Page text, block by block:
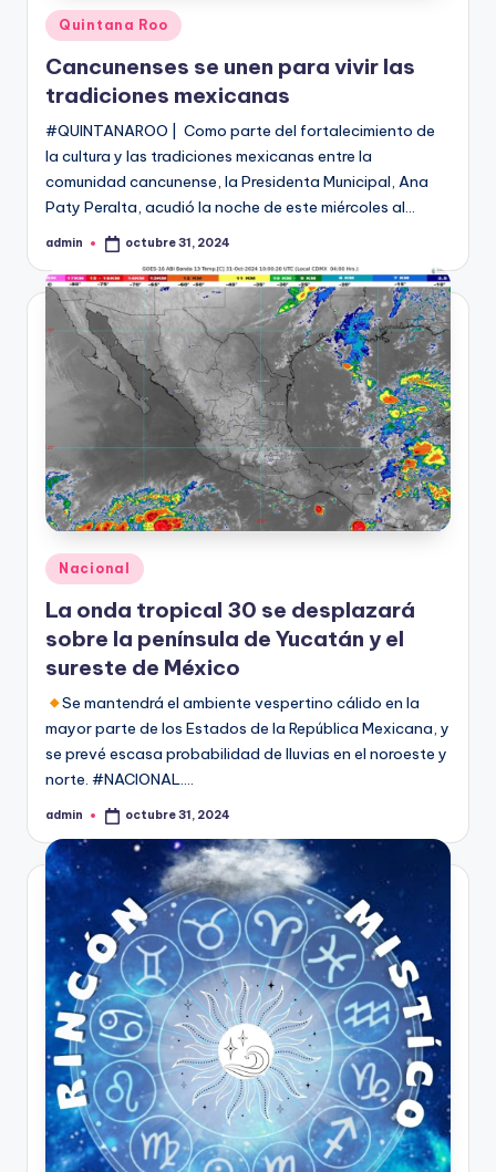
Publicado
en
Quintana Roo
Cancunenses se unen para vivir las
tradiciones mexicanas
#QUINTANAROO | Como parte del fortalecimiento de
la cultura y las tradiciones mexicanas entre la
comunidad cancunense, la Presidenta Municipal, Ana
Paty Peralta, acudió la noche de este miércoles al…
Publicado
admin octubre 31, 2024
Publicado
en
Nacional
La onda tropical 30 se desplazará
sobre la península de Yucatán y el
sureste de México
Se mantendrá el ambiente vespertino cálido en la
mayor parte de los Estados de la República Mexicana, y
se prevé escasa probabilidad de lluvias en el noroeste y
norte. #NACIONAL.…
Publicado
admin octubre 31, 2024